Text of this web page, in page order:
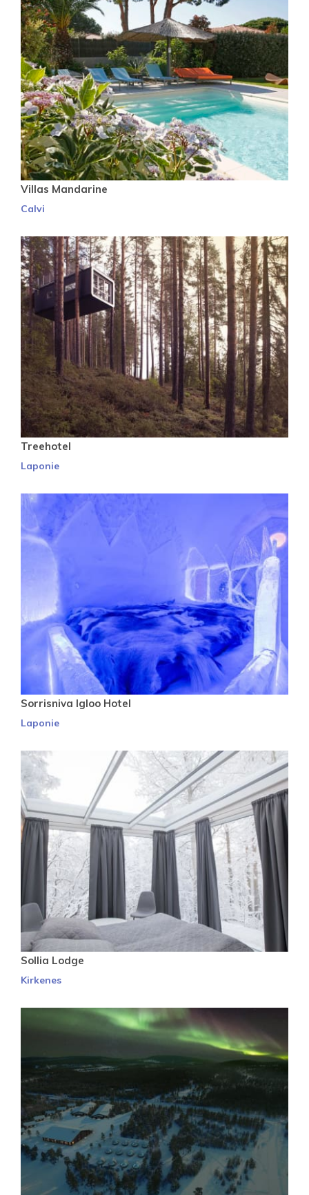
Villas Mandarine
Calvi
Treehotel
Laponie
Sorrisniva Igloo Hotel
Laponie
Sollia Lodge
Kirkenes